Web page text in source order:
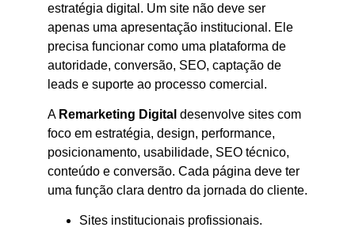
estratégia digital. Um site não deve ser
apenas uma apresentação institucional. Ele
precisa funcionar como uma plataforma de
autoridade, conversão, SEO, captação de
leads e suporte ao processo comercial.
A Remarketing Digital desenvolve sites com
foco em estratégia, design, performance,
posicionamento, usabilidade, SEO técnico,
conteúdo e conversão. Cada página deve ter
uma função clara dentro da jornada do cliente.
Sites institucionais profissionais.